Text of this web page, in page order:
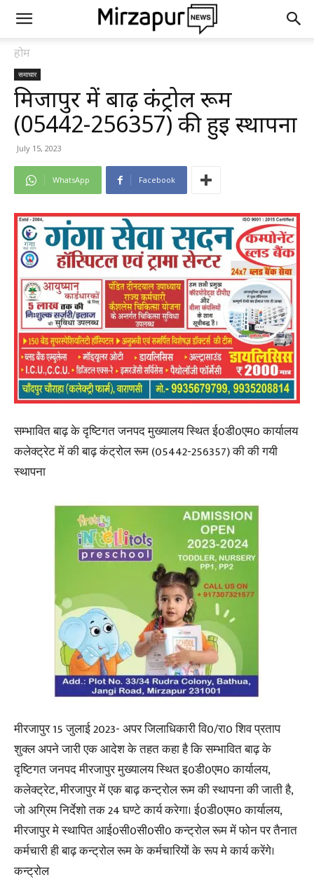
होम
समाचार
मिर्जापुर में बाढ़ कंट्रोल रूम
(05442-256357) की हुई स्थापना
July 15, 2023
WhatsApp Facebook
सम्भावित बाढ़ के दृष्टिगत जनपद मुख्यालय स्थित ई0डी0एम0 कार्यालय
कलेक्ट्रेट में की बाढ़ कंट्रोल रूम (05442-256357) की की गयी
स्थापना
मीरजापुर 15 जुलाई 2023- अपर जिलाधिकारी वि0/रा0 शिव प्रताप
शुक्ल अपने जारी एक आदेश के तहत कहा है कि सम्भावित बाढ़ के
दृष्टिगत जनपद मीरजापुर मुख्यालय स्थित इ0डी0एम0 कार्यालय,
कलेक्ट्रेट, मीरजापुर में एक बाढ़ कन्ट्रोल रूम की स्थापना की जाती है,
जो अग्रिम निर्देशो तक 24 घण्टे कार्य करेगा। ई0डी0एम0 कार्यालय,
मीरजापुर मे स्थापित आई0सी0सी0सी0 कन्ट्रोल रूम में फोन पर तैनात
कर्मचारी ही बाढ़ कन्ट्रोल रूम के कर्मचारियों के रूप मे कार्य करेंगे।
कन्ट्रोल